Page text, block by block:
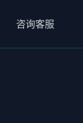
咨询客服